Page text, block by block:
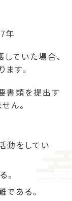
年
ていた場合、
す。
書類を提出す
ん。
動をしてい
。
ある。